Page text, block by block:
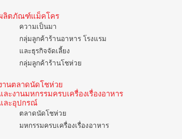
ลิตภัณฑ์แม็คโคร
ความเป็นมา
กลุ่มลูกค้าร้านอาหาร โรงแรม
และธุรกิจจัดเลี้ยง
กลุ่มลูกค้าร้านโชห่วย
านตลาดนัดโชห่วย
ละงานมหกรรมครบเครื่องเรื่องอาหาร
ละอุปกรณ์
ตลาดนัดโชห่วย
มหกรรมครบเครื่องเรื่องอาหาร